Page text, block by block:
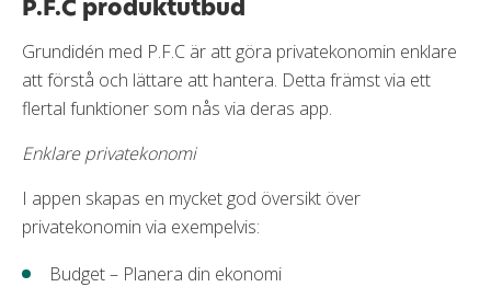
P.F.C produktutbud
Grundidén med P.F.C är att göra privatekonomin enklare
att förstå och lättare att hantera. Detta främst via ett
flertal funktioner som nås via deras app.
Enklare privatekonomi
I appen skapas en mycket god översikt över
privatekonomin via exempelvis:
Budget – Planera din ekonomi